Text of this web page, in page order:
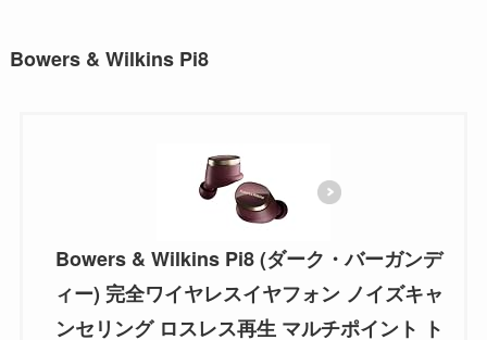
Bowers & Wilkins Pi8
Bowers & Wilkins Pi8 (ダーク・バーガンデ
ィー) 完全ワイヤレスイヤフォン ノイズキャ
ンセリング ロスレス再生 マルチポイント ト